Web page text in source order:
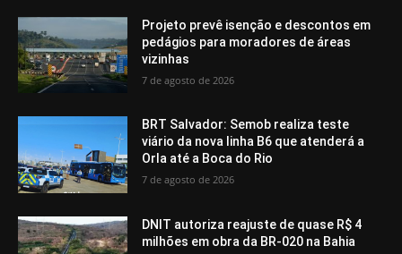
Projeto prevê isenção e descontos em
pedágios para moradores de áreas
vizinhas
7 de agosto de 2026
BRT Salvador: Semob realiza teste
viário da nova linha B6 que atenderá a
Orla até a Boca do Rio
7 de agosto de 2026
DNIT autoriza reajuste de quase R$ 4
milhões em obra da BR-020 na Bahia